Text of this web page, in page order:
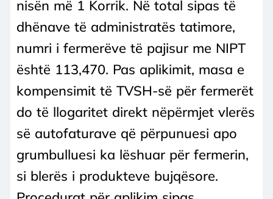
nisën më 1 Korrik. Në total sipas të
dhënave të administratës tatimore,
numri i fermerëve të pajisur me NIPT
është 113,470. Pas aplikimit, masa e
kompensimit të TVSH-së për fermerët
do të llogaritet direkt nëpërmjet vlerës
së autofaturave që përpunuesi apo
grumbulluesi ka lëshuar për fermerin,
si blerës i produkteve bujqësore.